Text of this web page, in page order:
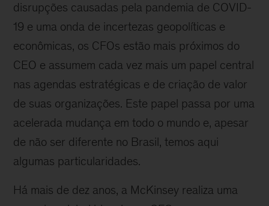
disrupções causadas pela pandemia de COVID-
19 e uma onda de incertezas geopolíticas e
econômicas, os CFOs estão mais próximos do
CEO e assumem cada vez mais um papel central
nas agendas estratégicas e de criação de valor
de suas organizações. Este papel passa por uma
acelerada mudança em todo o mundo e, apesar
de não ser diferente no Brasil, temos aqui
algumas particularidades.
Há mais de dez anos, a McKinsey realiza uma